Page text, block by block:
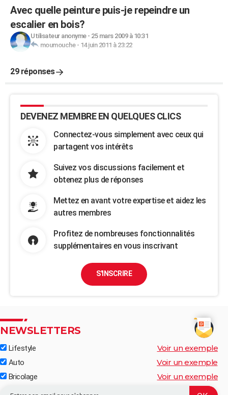
Avec quelle peinture puis-je repeindre un
escalier en bois?
Utilisateur anonyme- 25 mars 2009 à 10:31
moumouche- 14 juin 2011 à 23:22
29 réponses
DEVENEZ MEMBRE EN QUELQUES CLICS
Connectez-vous simplement avec ceux qui
partagent vos intérêts
Suivez vos discussions facilement et
obtenez plus de réponses
Mettez en avant votre expertise et aidez les
autres membres
Profitez de nombreuses fonctionnalités
supplémentaires en vous inscrivant
S'INSCRIRE
NEWSLETTERS
Lifestyle Voir un exemple
Auto Voir un exemple
Bricolage Voir un exemple